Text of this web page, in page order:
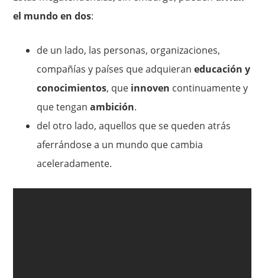
el mundo en dos:
de un lado, las personas, organizaciones,
compañías y países que adquieraneducación y
conocimientos, que innoven continuamente y
que tenganambición.
del otro lado, aquellos que se queden atrás
aferrándose a un mundo que cambia
aceleradamente.